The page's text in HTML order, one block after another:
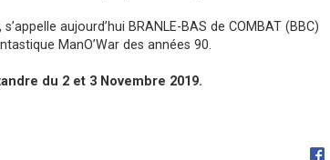
aujourd’hui BRANLE-BAS de COMBAT (BBC)
ManO’War des années 90.
du 2 et 3 Novembre 2019.